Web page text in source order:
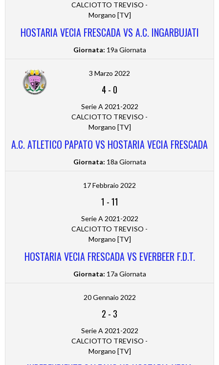
CALCIOTTO TREVISO -
Morgano [TV]
HOSTARIA VECIA FRESCADA VS A.C. INGARBUJATI
Giornata: 19a Giornata
3 Marzo 2022
4- 0
Serie A 2021-2022
CALCIOTTO TREVISO -
Morgano [TV]
A.C. ATLETICO PAPATO VS HOSTARIA VECIA FRESCADA
Giornata: 18a Giornata
17 Febbraio 2022
1 -11
Serie A 2021-2022
CALCIOTTO TREVISO -
Morgano [TV]
HOSTARIA VECIA FRESCADA VS EVERBEER F.D.T.
Giornata: 17a Giornata
20 Gennaio 2022
2 - 3
Serie A 2021-2022
CALCIOTTO TREVISO -
Morgano [TV]